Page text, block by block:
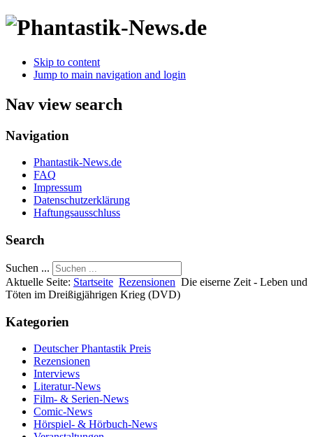
Skip to content
Jump to main navigation and login
Nav view search
Navigation
Phantastik-News.de
FAQ
Impressum
Datenschutzerklärung
Haftungsausschluss
Search
Suchen ...
Aktuelle Seite: Startseite Rezensionen Die eiserne Zeit - Leben und
Töten im Dreißigjährigen Krieg (DVD)
Kategorien
Deutscher Phantastik Preis
Rezensionen
Interviews
Literatur-News
Film- & Serien-News
Comic-News
Hörspiel- & Hörbuch-News